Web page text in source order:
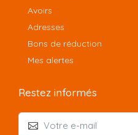
Avoirs
Adresses
Bons de réduction
Mes alertes
Restez informés